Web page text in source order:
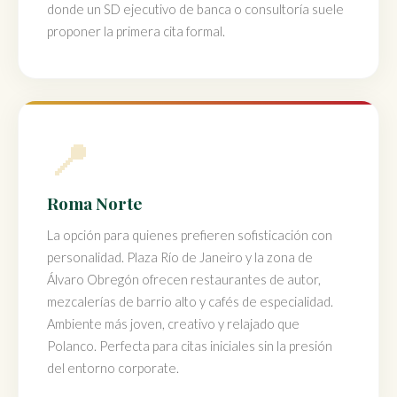
donde un SD ejecutivo de banca o consultoría suele
proponer la primera cita formal.
📍
Roma Norte
La opción para quienes prefieren sofisticación con
personalidad. Plaza Río de Janeiro y la zona de
Álvaro Obregón ofrecen restaurantes de autor,
mezcalerías de barrio alto y cafés de especialidad.
Ambiente más joven, creativo y relajado que
Polanco. Perfecta para citas iniciales sin la presión
del entorno corporate.